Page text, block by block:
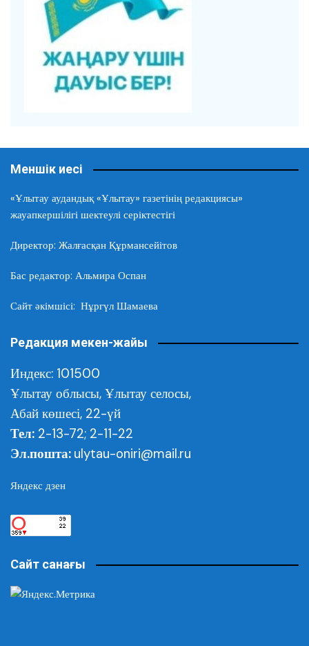
Меншік иесі
«Ұлытау аудандық «Ұлытау» газетінің редакциясы»
жауапкершілігі шектеулі серіктестігі
Директор: Жалғасқан Құрмансейітов
Бас редактор: Альмира Оспан
Сайт әкімшісі: Нұргүл Шамаева
Редакция мекен-жайы
Индекс: 101500
Ұлытау облысы, Ұлытау селосы,
Абай көшесі, 22-үй
Тел: 2-13-72; 2-11-22
Эл.пошта: ulytau-oniri@mail.ru
Яндекс дзен
Сайт санағы